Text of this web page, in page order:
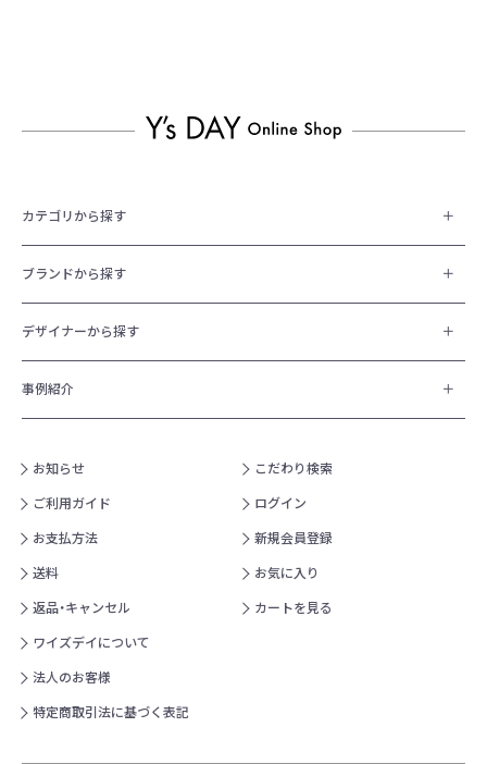
カテゴリから探す
ブランドから探す
デザイナーから探す
事例紹介
お知らせ
ご利用ガイド
お支払方法
送料
返品・キャンセル
ワイズデイについて
法人のお客様
特定商取引法に基づく表記
こだわり検索
ログイン
新規会員登録
お気に入り
カートを見る